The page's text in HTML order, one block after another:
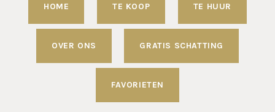
HOME TE KOOP TE HUUR
OVER ONS GRATIS SCHATTING
FAVORIETEN